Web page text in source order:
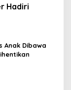
Hadiri
Anak Dibawa